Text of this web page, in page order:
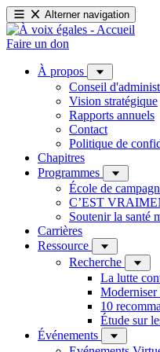
Alterner navigation
Faire un don
À propos
Conseil
Vision stratégique
Rapports annuels
Contact
Politique de
Chapitres
Programmes
École de
C’EST
Soutenir la santé
Carrières
Ressource
Recherche
La lutte
Moderniser
10
Étude sur
Événements